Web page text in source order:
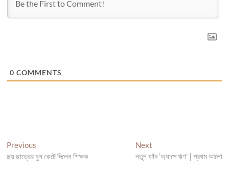
0 COMMENTS
Post
navigation
Previous
post:
ছয় ছাত্রের চুল কেটে দিলেন শিক্ষক
NextNext
post:
নতুন ফাঁদ ‘অ্যাপে ঋণ’ | প্রথম আলো